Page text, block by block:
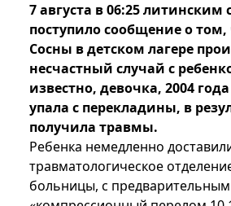
7 августа в 06:25 литинским
поступило сообщение о том,
Сосны в детском лагере
несчастный случай с
известно, девочка, 2004
упала с перекладины, в
получила травмы.
Ребенка немедленно
травматологическое
больницы, с